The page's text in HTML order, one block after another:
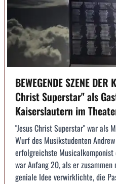
BEWEGENDE SZENE
Christ Superstar" als
Kaiserslautern im
"Jesus Christ Superstar" war als
Wurf des Musikstudenten
erfolgreichste Musicalkomponist
war Anfang 20, als er
geniale Idee verwirklichte, die